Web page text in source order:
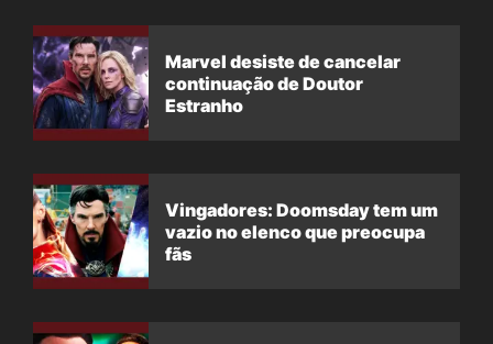
Marvel desiste de cancelar
continuação de Doutor
Estranho
Vingadores: Doomsday tem um
vazio no elenco que preocupa
fãs